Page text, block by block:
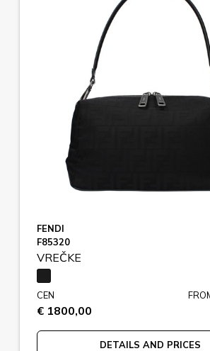
FENDI
F85320
VREČKE
CEN
€ 1800,00
DETAILS AND PRICES